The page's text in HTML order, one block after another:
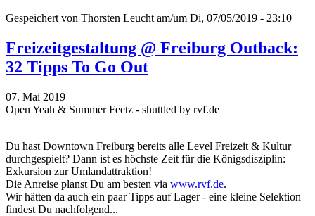
Gespeichert von Thorsten Leucht am/um Di, 07/05/2019 - 23:10
Freizeitgestaltung @ Freiburg Outback:
32 Tipps To Go Out
07. Mai 2019
Open Yeah & Summer Feetz - shuttled by rvf.de
Du hast Downtown Freiburg bereits alle Level Freizeit & Kultur
durchgespielt? Dann ist es höchste Zeit für die Königsdisziplin:
Exkursion zur Umlandattraktion!
Die Anreise planst Du am besten via www.rvf.de.
Wir hätten da auch ein paar Tipps auf Lager - eine kleine Selektion
findest Du nachfolgend...